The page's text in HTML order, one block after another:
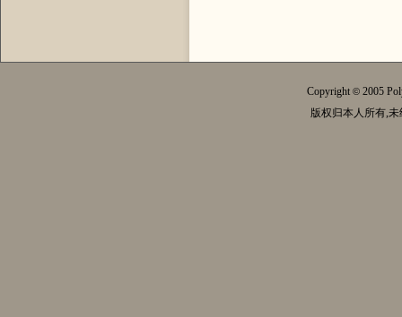
Copyright© 2005
版权归本人所有,